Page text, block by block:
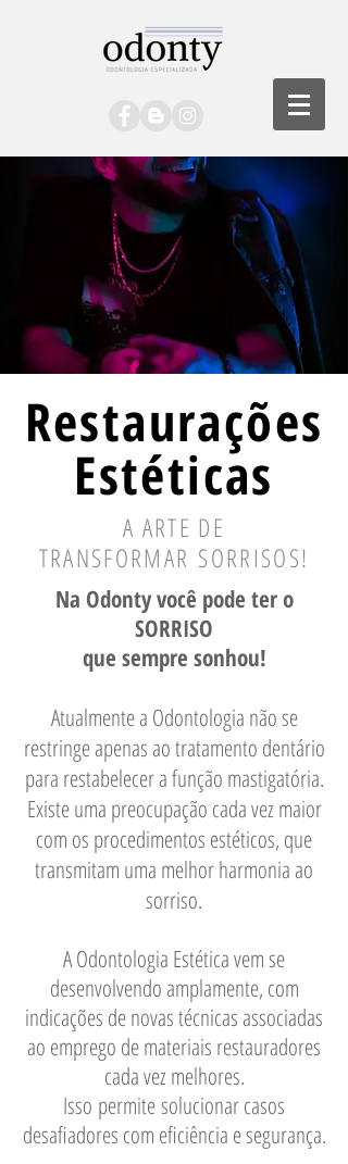
Restaurações
Estéticas
A ARTE DE
TRANSFORMAR SORRISOS!
Na Odonty você pode ter o
SORRISO
que sempre sonhou!
Atualmente a Odontologia não se
restringe apenas ao tratamento dentário
para restabelecer a função mastigatória.
Existe uma preocupação cada vez maior
com os procedimentos estéticos, que
transmitam uma melhor harmonia ao
sorriso.
A Odontologia Estética vem se
desenvolvendo amplamente, com
indicações de novas técnicas associadas
ao emprego de materiais restauradores
cada vez melhores.
Isso permite solucionar casos
desafiadores com eficiência e segurança.